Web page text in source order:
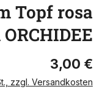
Topf rosa
3,00 €
zzgl. Versandkosten